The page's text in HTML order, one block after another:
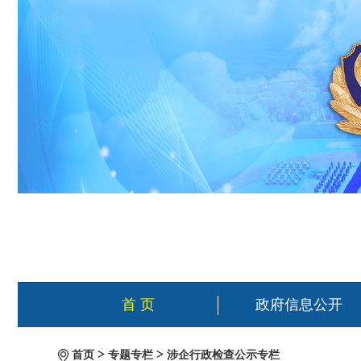
首 页 政府信息公开
首页 > 专题专栏 > 涉企行政检查公示专栏